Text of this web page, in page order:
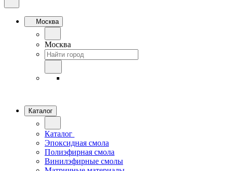
Москва
Москва
Каталог
Каталог
Эпоксидная смола
Полиэфирная смола
Винилэфирные смолы